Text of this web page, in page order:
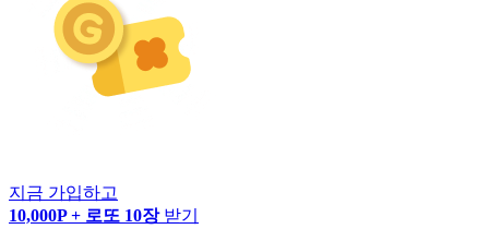
지금 가입하고
10,000P + 로또 10장 받기